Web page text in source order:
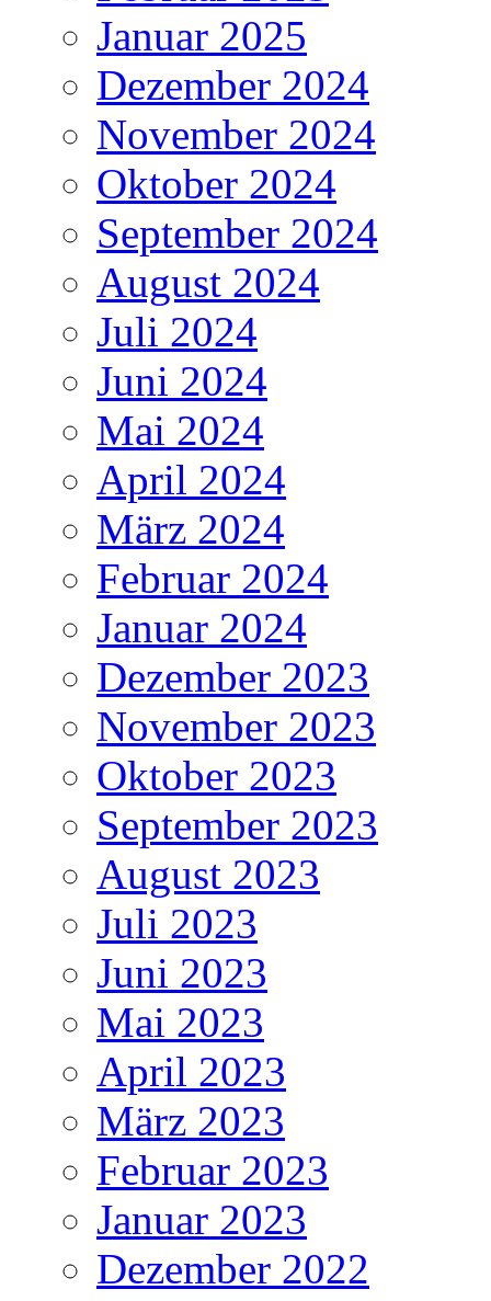
Januar 2025
Dezember 2024
November 2024
Oktober 2024
September 2024
August 2024
Juli 2024
Juni 2024
Mai 2024
April 2024
März 2024
Februar 2024
Januar 2024
Dezember 2023
November 2023
Oktober 2023
September 2023
August 2023
Juli 2023
Juni 2023
Mai 2023
April 2023
März 2023
Februar 2023
Januar 2023
Dezember 2022